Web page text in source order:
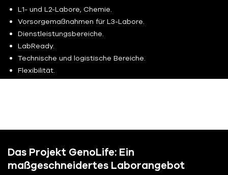
L1- und L2-Labore, Chemie.
Vorsorgemaßnahmen für L3-Labore.
Dienstleistungsbereiche.
LabReady.
Technische und logistische Bereiche.
Flexibilität.
Das Projekt GenoLife: Ein
maßgeschneidertes Laborangebot